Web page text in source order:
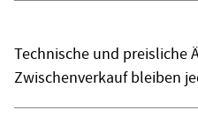
Technische und preisliche
Zwischenverkauf bleiben